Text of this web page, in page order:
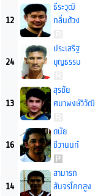
12
ธีระวุฒิ
กลิ่นด้วง
24
ประเสริฐ
บุญธรรม
13
สุรชัย
ศมาพงษ์วิวัฒิ
16
ดนัย
ชีวานนท์
14
สามารถ
สันจรโคกสูง